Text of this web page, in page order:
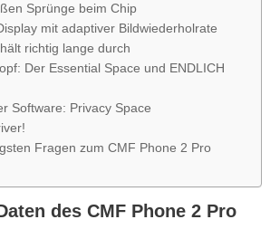
Sprünge beim Chip
mit adaptiver Bildwiederholrate
richtig lange durch
Der Essential Space und ENDLICH
Software: Privacy Space
Fragen zum CMF Phone 2 Pro
des CMF Phone 2 Pro